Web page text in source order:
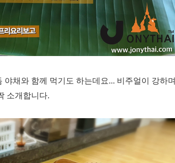
야채와 함께 먹기도 하는데요... 비주얼이 강하며
소개합니다.